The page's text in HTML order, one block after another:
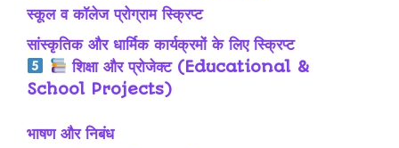
स्कूल व कॉलेज प्रोग्राम स्क्रिप्ट
सांस्कृतिक और धार्मिक कार्यक्रमों के लिए स्क्रिप्ट
शिक्षा और प्रोजेक्ट (Educational &
School Projects)
भाषण और निबंध